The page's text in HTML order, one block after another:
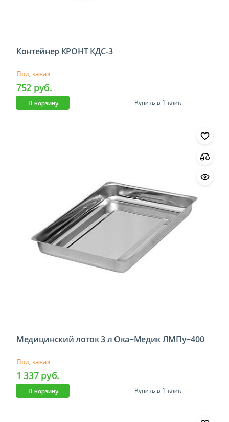
Контейнер КРОНТ КДС-3
Под заказ
752 руб.
В корзину Купить в 1 клик
Медицинский лоток 3 л Ока−Медик ЛМПу−400
Под заказ
1 337 руб.
В корзину Купить в 1 клик